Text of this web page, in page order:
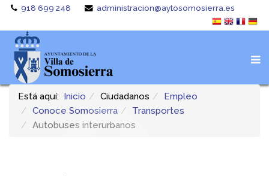
918 699 248 administracion@aytosomosierra.es
Está aquí: Inicio Ciudadanos
Empleo
Conoce Somosierra
Transportes
Autobuses interurbanos